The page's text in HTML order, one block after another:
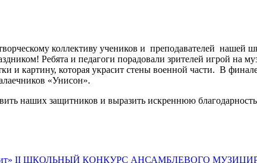
коллективу учеников и преподавателей
Ребята и педагоги порадовали зрителей игрой на
и картину, которая украсит стены военной части. В
«Унисон».
наших защитников и выразить искреннюю
II ШКОЛЬНЫЙ КОНКУРС АНСАМБЛЕВОГО